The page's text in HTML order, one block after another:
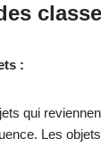
:
qui
Les